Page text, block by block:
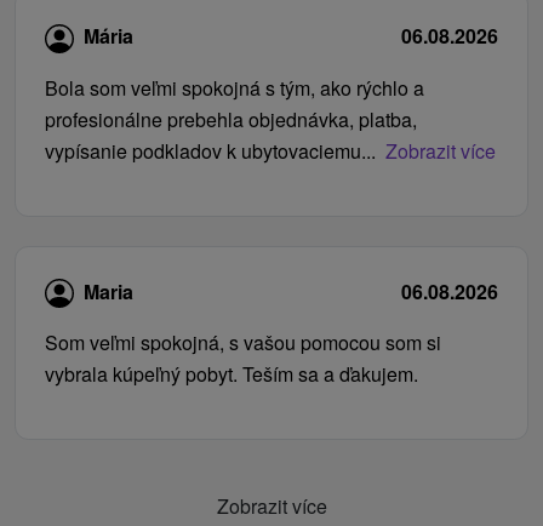
Mária
06.08.2026
Bola som veľmi spokojná s tým, ako rýchlo a
profesionálne prebehla objednávka, platba,
vypísanie podkladov k ubytovaciemu... Zobrazit více
Maria
06.08.2026
Som veľmi spokojná, s vašou pomocou som si
vybrala kúpeľný pobyt. Teším sa a ďakujem.
Zobrazit více